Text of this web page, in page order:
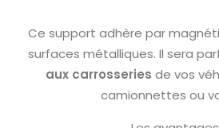
Ce support adhère par
surfaces métalliques. Il sera
aux carrosseries de vos
camionnettes ou